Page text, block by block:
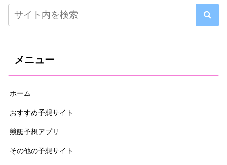
メニュー
ホーム
おすすめ予想サイト
競艇予想アプリ
その他の予想サイト